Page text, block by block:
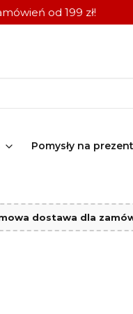
od 199 zł!
Pomysły na prezent
dostawa dla